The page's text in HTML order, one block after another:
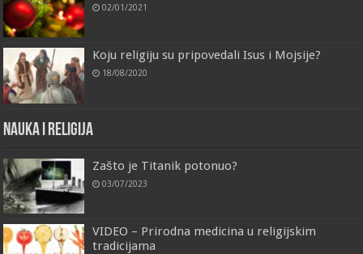
02/01/2021
Koju religiju su pripovedali Isus i Mojsije?
18/08/2020
Nauka i religija
Zašto je Titanik potonuo?
03/07/2023
VIDEO – Prirodna medicina u religijskim
tradicijama